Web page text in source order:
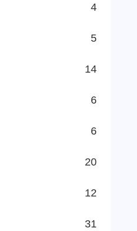
4
5
14
6
6
20
12
31